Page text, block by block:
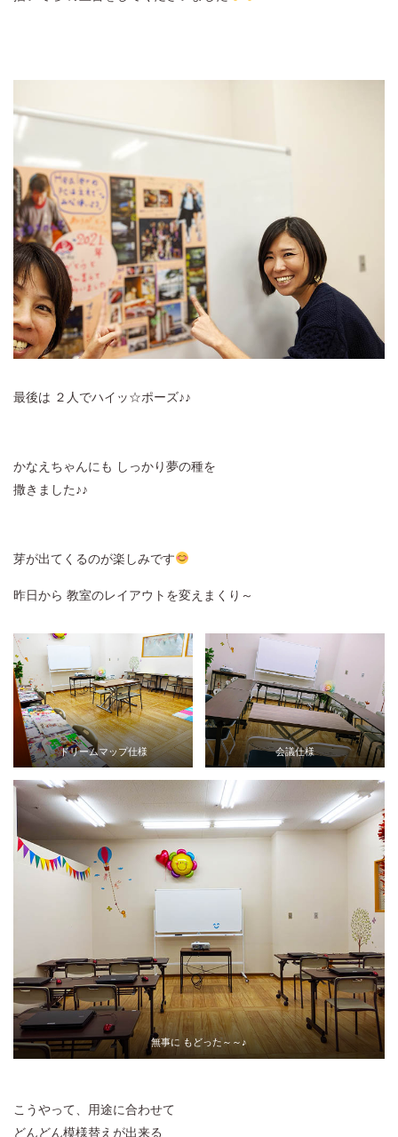
最後は ２人でハイッ☆ポーズ♪♪
かなえちゃんにも しっかり夢の種を
撒きました♪♪
芽が出てくるのが楽しみです
昨日から 教室のレイアウトを変えまくり～
ドリームマップ仕様 会議仕様
無事に もどった～～♪
こうやって、用途に合わせて
どんどん模様替えが出来る